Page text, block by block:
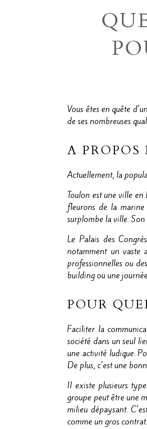
Vous êtes en quête
de ses nombreuses
A
Actuellement, la
Toulon est une ville
fleurons de la marine
surplombe la ville.
Le Palais des
notamment un vaste
professionnelles ou
building ou une
POUR
Faciliter la
société dans un seul
une activité ludique.
De plus, c'est une
Il existe plusieurs
groupe peut être une
milieu dépaysant.
comme un gros contrat.